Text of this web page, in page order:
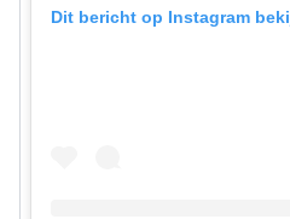
Dit bericht op Instagram